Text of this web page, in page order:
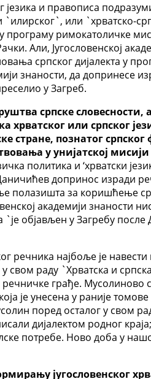
језика и правописа
или `хрватско-
програму римокатоличке
Али, Југословенској
српског дијалекта у
знаности, да допринесе
у Загреб.
српске
хрватског или српског
стране, познатог
у унијатској
политика и ‘хрватски
допринос изради
за коришћење
академији знаности
`је објављен у Загребу
речника најбоље је
раду `Хрватска и
грађе.
је унесена у раније
поред осталог у
дијалектом родног
потребе. Ново доба у
југословенског